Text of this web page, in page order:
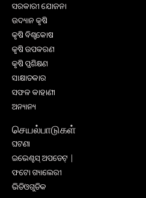
ସରକାରୀ ଯୋଜନା
ଉଦ୍ୟାନ କୃଷି
କୃଷି ବିଶ୍ବକୋଷ
କୃଷି ଉପକରଣ
କୃଷି ପ୍ରଶିକ୍ଷଣ
ସାକ୍ଷାତକାର
ସଫଳ କାହାଣୀ
ଅନ୍ୟାନ୍ୟ
செயல்பாடுகள்
ଘଟଣା
ଇଭେଣ୍ଟସ୍ ଅପଡେଟ୍ |
ଫଟୋ ଗ୍ୟାଲେରୀ
ଭିଡିଓଗୁଡିକ